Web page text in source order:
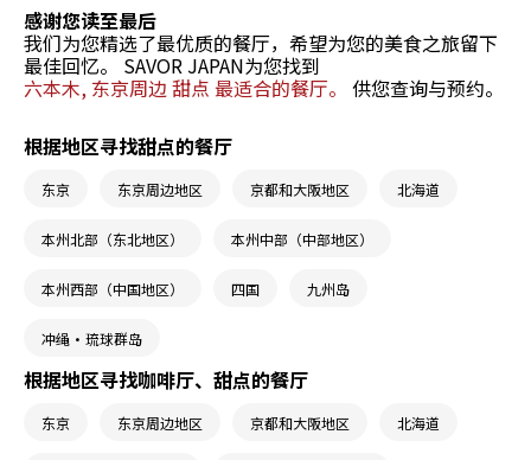
感谢您读至最后
我们为您精选了最优质的餐厅，希望为您的美食之旅留下
最佳回忆。 SAVOR JAPAN为您找到
六本木, 东京周边 甜点 最适合的餐厅。 供您查询与预约。
根据地区寻找甜点的餐厅
东京 东京周边地区 京都和大阪地区 北海道
本州北部（东北地区） 本州中部（中部地区）
本州西部（中国地区） 四国 九州岛
冲绳・琉球群岛
根据地区寻找咖啡厅、甜点的餐厅
东京 东京周边地区 京都和大阪地区 北海道